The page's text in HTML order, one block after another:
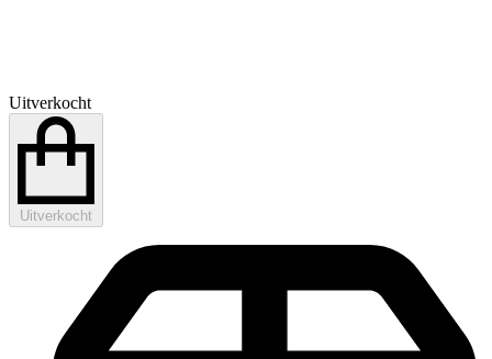
Uitverkocht
Uitverkocht